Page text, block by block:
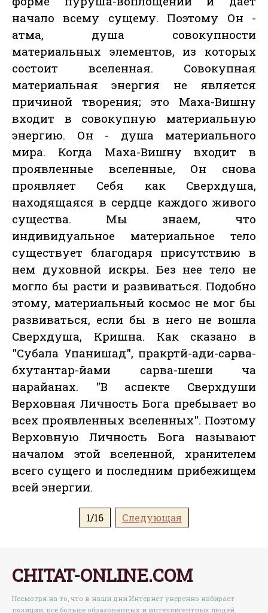
начало всему сущему. Поэтому Он -
атма, душа совокупности
материальных элементов, из которых
состоит вселенная. Совокупная
материальная энергия не является
причиной творения; это Маха-Вишну
входит в совокупную материальную
энергию. Он - душа материального
мира. Когда Маха-Вишну входит в
проявленные вселенные, Он снова
проявляет Себя как Сверхдуша,
находящаяся в сердце каждого живого
существа. Мы знаем, что
индивидуальное материальное тело
существует благодаря присутствию в
нем духовной искры. Без нее тело не
могло бы расти и развиваться. Подобно
этому, материальный космос не мог бы
развиваться, если бы в него не вошла
Сверхдуша, Кришна. Как сказано в
"Субала Упанишад", пракртй-ади-сарва-
бхутантар-йами сарва-шеши ча
нарайанах. "В аспекте Сверхдуши
Верховная Личность Бога пребывает во
всех проявленных вселенных". Поэтому
Верховную Личность Бога называют
началом этой вселенной, хранителем
всего сущего и последним прибежищем
всей энергии.
1/16 Следующая
CHITAT-ONLINE.COM
Несмотря на то, что в наши дни Интернет уверенно набирает
позиции, все больше образованных и интеллигентных людей